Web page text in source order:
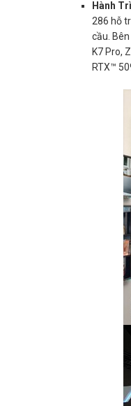
Hành
286 hỗ
cầu.
K7 Pro,
RTX™